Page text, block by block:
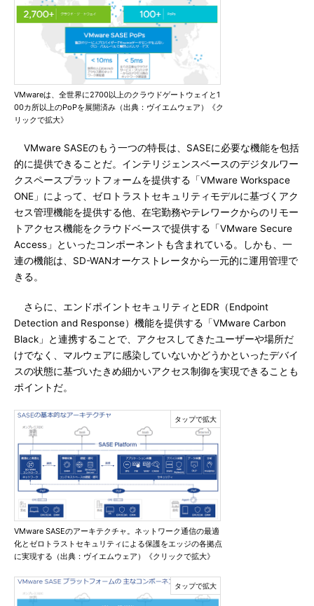
VMwareは、全世界に2700以上のクラウドゲートウェイと1
00カ所以上のPoPを展開済み（出典：ヴイエムウェア）《ク
リックで拡大》
VMware SASEのもう一つの特長は、SASEに必要な機能を包括
的に提供できることだ。インテリジェンスベースのデジタルワー
クスペースプラットフォームを提供する「VMware Workspace
ONE」によって、ゼロトラストセキュリティモデルに基づくアク
セス管理機能を提供する他、在宅勤務やテレワークからのリモー
トアクセス機能をクラウドベースで提供する「VMware Secure
Access」といったコンポーネントも含まれている。しかも、一
連の機能は、SD-WANオーケストレータから一元的に運用管理で
きる。
さらに、エンドポイントセキュリティとEDR（Endpoint
Detection and Response）機能を提供する「VMware Carbon
Black」と連携することで、アクセスしてきたユーザーや場所だ
けでなく、マルウェアに感染していないかどうかといったデバイ
スの状態に基づいたきめ細かいアクセス制御を実現できることも
ポイントだ。
VMware SASEのアーキテクチャ。ネットワーク通信の最適
化とゼロトラストセキュリティによる保護をエッジの各拠点
に実現する（出典：ヴイエムウェア）《クリックで拡大》